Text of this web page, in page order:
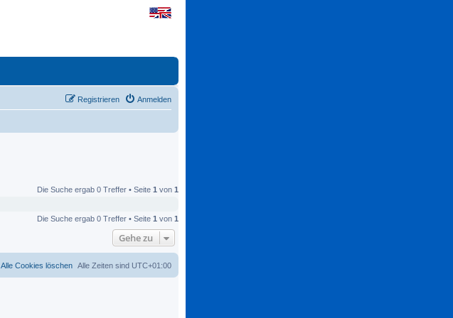
Anmelden
Registrieren
Die Suche ergab 0 Treffer • Seite 1 von 1
Die Suche ergab 0 Treffer • Seite 1 von 1
Gehe zu
Alle Zeiten sind UTC+01:00
Alle Cookies löschen